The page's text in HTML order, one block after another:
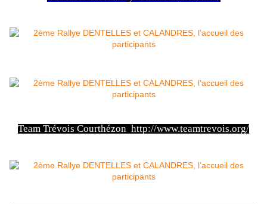
Team Trévois Courthézon http://www.teamtrevois.org/